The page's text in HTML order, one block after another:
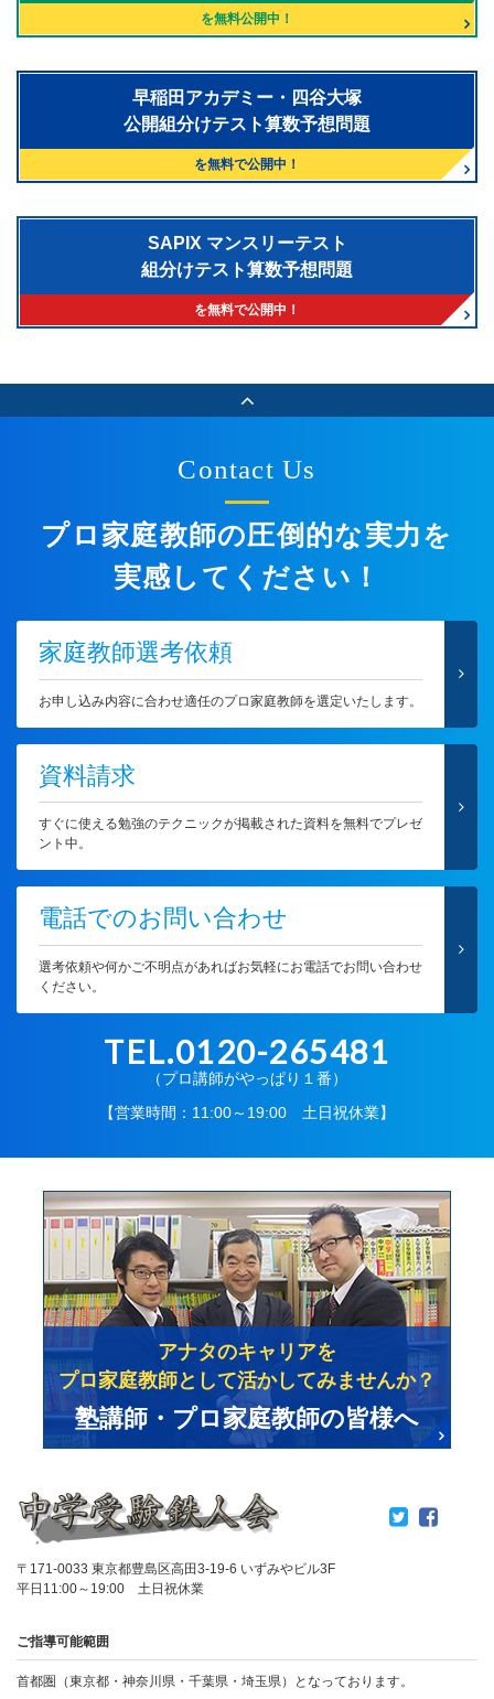
を無料公開中！
早稲田アカデミー・四谷大塚
公開組分けテスト算数予想問題
を無料で公開中！
SAPIX マンスリーテスト
組分けテスト算数予想問題
を無料で公開中！
Contact Us
プロ家庭教師の圧倒的な実力を
実感してください！
家庭教師選考依頼
お申し込み内容に合わせ適任のプロ家庭教師を選定いたします。
資料請求
すぐに使える勉強のテクニックが掲載された資料を無料でプレゼ
ント中。
電話でのお問い合わせ
選考依頼や何かご不明点があればお気軽にお電話でお問い合わせ
ください。
TEL.0120-265481
（プロ講師がやっぱり１番）
【営業時間：11:00～19:00 土日祝休業】
〒171-0033 東京都豊島区高田3-19-6 いずみやビル3F
平日11:00～19:00 土日祝休業
ご指導可能範囲
首都圏（東京都・神奈川県・千葉県・埼玉県）となっております。
アナタのキャリアを
プロ家庭教師として活かしてみませんか？
塾講師・プロ家庭教師の皆様へ